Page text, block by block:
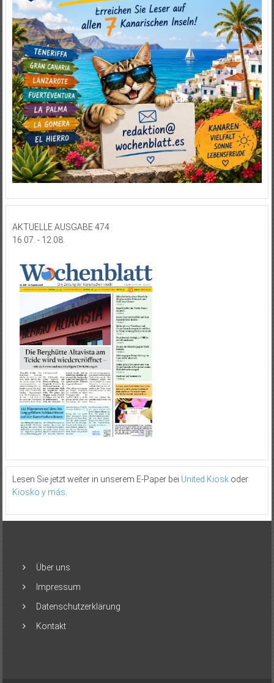
AKTUELLE AUSGABE 474
16.07. - 12.08.
Lesen Sie jetzt weiter in unserem E-Paper bei United Kioskoder
Kiosko y más
Über uns
Impressum
Datenschutzerklärung
Kontakt